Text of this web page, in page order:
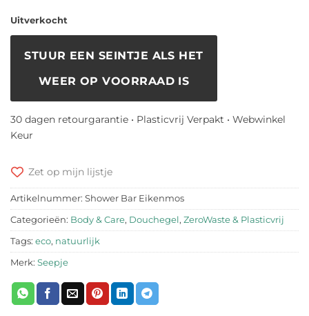
Uitverkocht
STUUR EEN SEINTJE ALS HET
WEER OP VOORRAAD IS
30 dagen retourgarantie • Plasticvrij Verpakt • Webwinkel
Keur
Zet op mijn lijstje
Artikelnummer: Shower Bar Eikenmos
Categorieën: Body & Care, Douchegel , ZeroWaste & Plasticvrij
Tags: eco, natuurlijk
Merk: Seepje